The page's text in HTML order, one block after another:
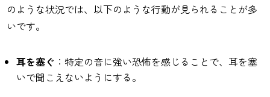
のような状況では、以下のような行動が見られることが多
いです。
耳を塞ぐ ：特定の音に強い恐怖を感じることで、耳を塞
いで聞こえないようにする。